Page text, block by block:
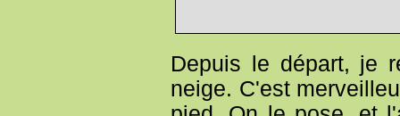
Depuis le départ, je
neige. C'est